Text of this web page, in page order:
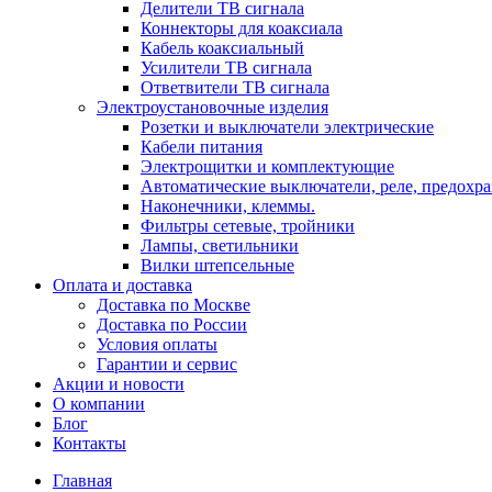
Делители ТВ сигнала
Коннекторы для коаксиала
Кабель коаксиальный
Усилители ТВ сигнала
Ответвители ТВ сигнала
Электроустановочные изделия
Розетки и выключатели электрические
Кабели питания
Электрощитки и комплектующие
Автоматические выключатели, реле,
Наконечники, клеммы.
Фильтры сетевые, тройники
Лампы, светильники
Вилки штепсельные
Оплата и доставка
Доставка по Москве
Доставка по России
Условия оплаты
Гарантии и сервис
Акции и новости
О компании
Блог
Контакты
Главная